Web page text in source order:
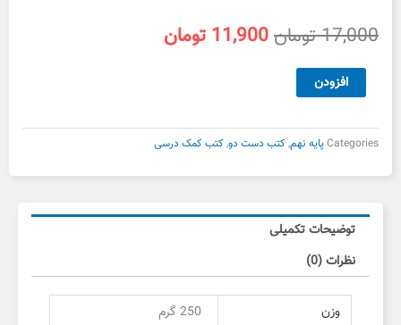
17,000تومانقیمت
11,900 تومان
پایه
قلم
دست
عدد
افزودن
Categoriesپایه نهم,کتب دست دو,کتب کمک درسی
توضیحات تکمیلی
نظرات (0)
وزن
250 گرم